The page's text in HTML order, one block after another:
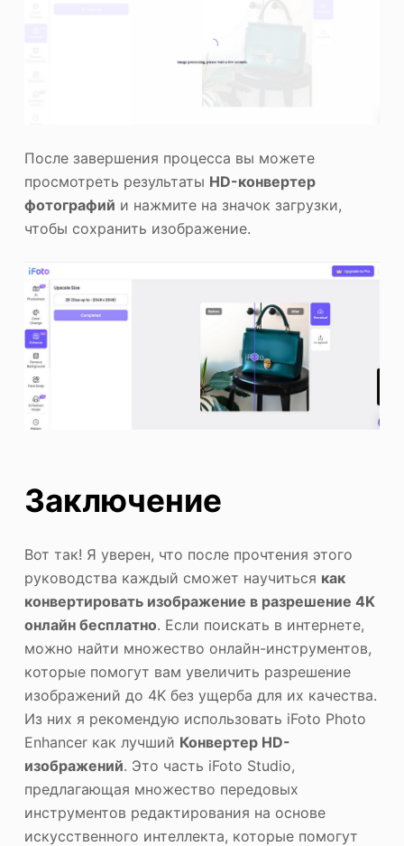
После завершения процесса вы можете
просмотреть результаты HD-конвертер
фотографий и нажмите на значок загрузки,
чтобы сохранить изображение.
Заключение
Вот так! Я уверен, что после прочтения этого
руководства каждый сможет научиться как
конвертировать изображение в разрешение 4K
онлайн бесплатно. Если поискать в интернете,
можно найти множество онлайн-инструментов,
которые помогут вам увеличить разрешение
изображений до 4K без ущерба для их качества.
Из них я рекомендую использовать iFoto Photo
Enhancer как лучший Конвертер HD-
изображений. Это часть iFoto Studio,
предлагающая множество передовых
инструментов редактирования на основе
искусственного интеллекта, которые помогут